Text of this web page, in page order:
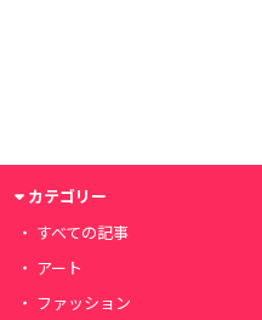
カテゴリー
すべての記事
アート
ファッション